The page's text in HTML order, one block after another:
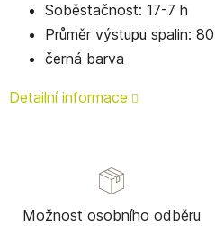
Soběstačnost: 17-7 h
Průměr výstupu spalin:
černá barva
Detailní informace
Možnost osobního odběru